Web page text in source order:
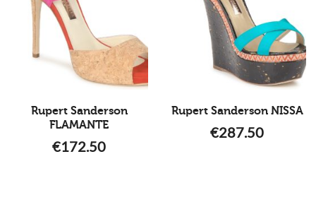
Rupert Sanderson
FLAMANTE
€172.50
Rupert Sanderson NISSA
€287.50